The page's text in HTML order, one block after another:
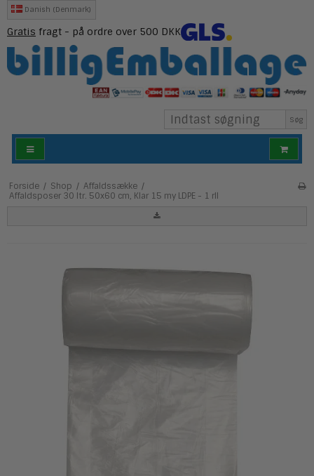
Danish (Denmark)
Gratis fragt - på ordre over 500 DKK
Søg
Forside / Shop / Affaldssække /
Affaldsposer 30 ltr. 50x60 cm, Klar 15 my LDPE - 1 rll